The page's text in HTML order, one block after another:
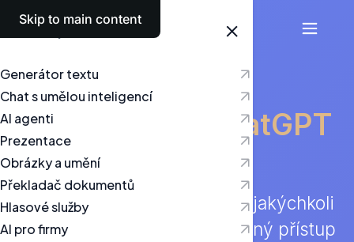
Skip to main content
Generátor textu
Chat s umělou inteligencí
AI agenti
Prezentace
Obrázky a umění
Překladač dokumentů
Hlasové služby
AI pro firmy
Vyzkoušejte
ChatGPT
zdarma
s Textie
Vyzkoušejte náš AI chat bez jakýchkoli
počátečních nákladů. Omezený přístup